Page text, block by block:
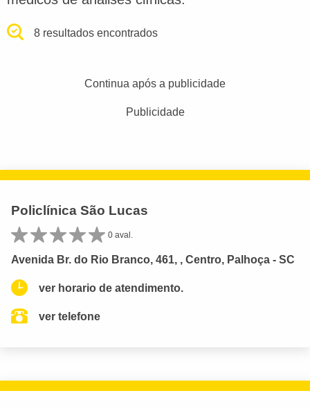
8 resultados encontrados
Continua após a publicidade
Publicidade
Policlínica São Lucas
0 aval.
Avenida Br. do Rio Branco, 461, , Centro, Palhoça - SC
ver horario de atendimento.
ver telefone